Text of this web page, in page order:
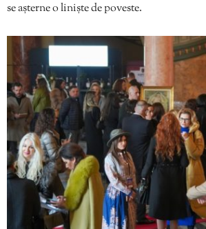
se așterne o liniște de poveste.